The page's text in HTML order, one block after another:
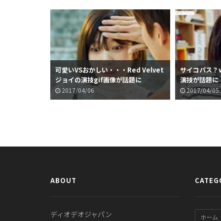
可愛いVSおかしい・・・Red Velvet
ジョイの演技gif画像が話題に
2017/04/06
サイコパス
演技が話題に
2017/04/05
ABOUT
ディオデオジャパン ホーム